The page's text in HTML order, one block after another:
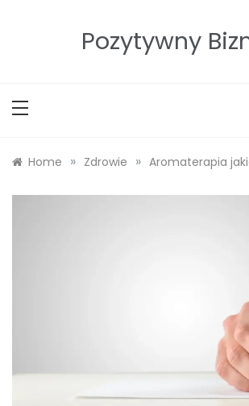
Pozytywny
Home » Zdrowie » Aromaterapia